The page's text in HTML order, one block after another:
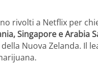
rivolti a Netflix per
Singapore e Arabia
Nuova Zelanda. Il